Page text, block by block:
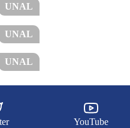
UNAL
UNAL
UNAL
YouTube